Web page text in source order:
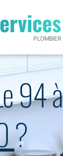
PLOMBIER
94 à
?